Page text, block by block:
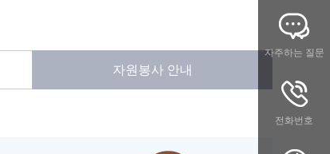
자주하는 질문
전화번호
자원봉사 안내